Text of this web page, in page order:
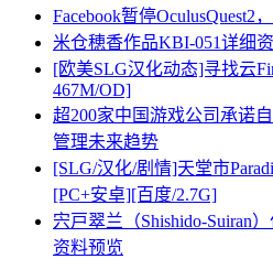
Facebook暂停
米仓穂香作品KBI-051详细
[欧美SLG汉化动态]寻找云
467M/OD]
超200家中国游戏公司承诺
管理未来趋势
[SLG/汉化/剧情]天堂市
[PC+安卓][百度/2.7G]
宍戸翠兰（Shishido-Suiran
资料预览